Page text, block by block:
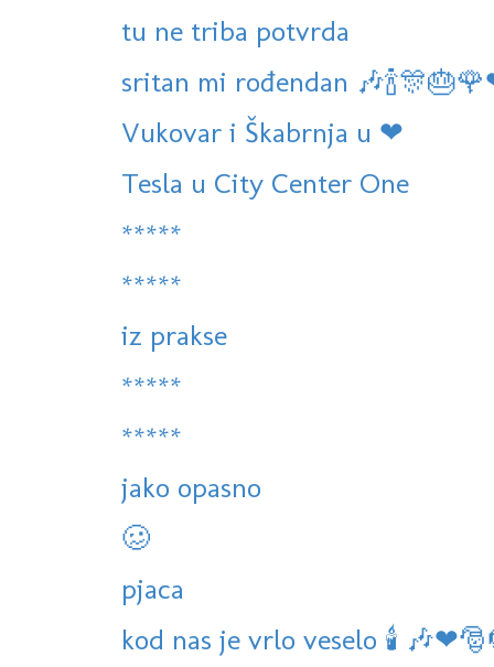
tu ne triba potvrda
sritan mi rođendan
Vukovar i Škabrnja u ❤
Tesla u City Center One
*****
*****
iz prakse
*****
*****
jako opasno
🥴
pjaca
kod nas je vrlo veselo 🕯